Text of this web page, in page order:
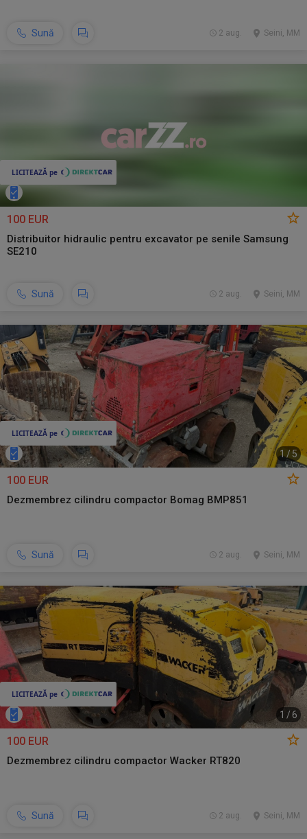
Sună Seini, MM
2 aug.
100 EUR
Distribuitor hidraulic pentru excavator pe senile Samsung
SE210
Sună Seini, MM
2 aug.
1 / 5
100 EUR
Dezmembrez cilindru compactor Bomag BMP851
Sună Seini, MM
2 aug.
1 /6
100 EUR
Dezmembrez cilindru compactor Wacker RT820
Sună Seini, MM
2 aug.